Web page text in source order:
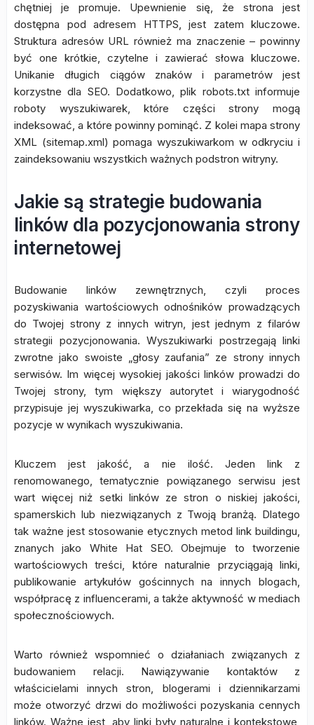
chętniej je promuje. Upewnienie się, że strona jest
dostępna pod adresem HTTPS, jest zatem kluczowe.
Struktura adresów URL również ma znaczenie – powinny
być one krótkie, czytelne i zawierać słowa kluczowe.
Unikanie długich ciągów znaków i parametrów jest
korzystne dla SEO. Dodatkowo, plik robots.txt informuje
roboty wyszukiwarek, które części strony mogą
indeksować, a które powinny pominąć. Z kolei mapa strony
XML (sitemap.xml) pomaga wyszukiwarkom w odkryciu i
zaindeksowaniu wszystkich ważnych podstron witryny.
Jakie są strategie budowania
linków dla pozycjonowania strony
internetowej
Budowanie linków zewnętrznych, czyli proces
pozyskiwania wartościowych odnośników prowadzących
do Twojej strony z innych witryn, jest jednym z filarów
strategii pozycjonowania. Wyszukiwarki postrzegają linki
zwrotne jako swoiste „głosy zaufania” ze strony innych
serwisów. Im więcej wysokiej jakości linków prowadzi do
Twojej strony, tym większy autorytet i wiarygodność
przypisuje jej wyszukiwarka, co przekłada się na wyższe
pozycje w wynikach wyszukiwania.
Kluczem jest jakość, a nie ilość. Jeden link z
renomowanego, tematycznie powiązanego serwisu jest
wart więcej niż setki linków ze stron o niskiej jakości,
spamerskich lub niezwiązanych z Twoją branżą. Dlatego
tak ważne jest stosowanie etycznych metod link buildingu,
znanych jako White Hat SEO. Obejmuje to tworzenie
wartościowych treści, które naturalnie przyciągają linki,
publikowanie artykułów gościnnych na innych blogach,
współpracę z influencerami, a także aktywność w mediach
społecznościowych.
Warto również wspomnieć o działaniach związanych z
budowaniem relacji. Nawiązywanie kontaktów z
właścicielami innych stron, blogerami i dziennikarzami
może otworzyć drzwi do możliwości pozyskania cennych
linków. Ważne jest, aby linki były naturalne i kontekstowe,